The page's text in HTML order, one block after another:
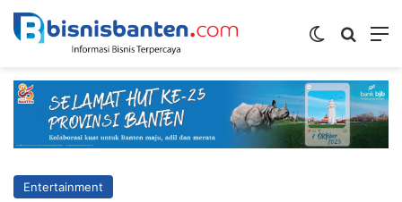
Switch skin
Entertainment